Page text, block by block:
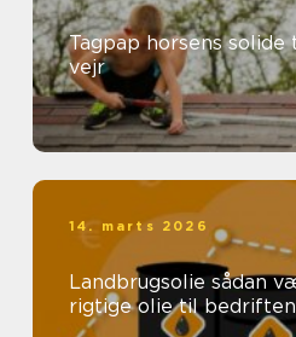
Tagpap horsens solide tage til vind og
vejr
14. marts 2026
Landbrugsolie sådan vælger du den
rigtige olie til bedriften